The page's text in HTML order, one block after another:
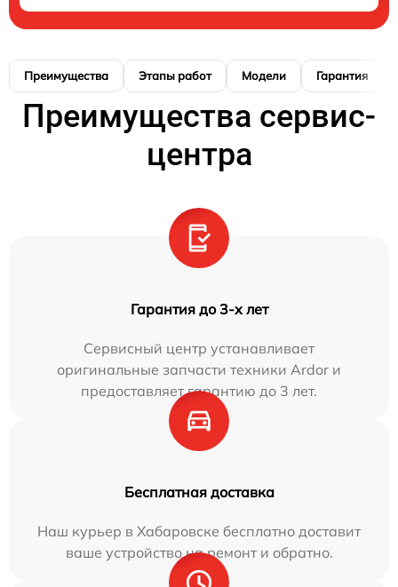
Преимущества Этапы работ Модели Гарантия
Преимущества сервис-
центра
Гарантия до 3-х лет
Сервисный центр устанавливает
оригинальные запчасти техники Ardor и
предоставляет гарантию до 3 лет.
Бесплатная доставка
Наш курьер в Хабаровске бесплатно доставит
ваше устройство на ремонт и обратно.